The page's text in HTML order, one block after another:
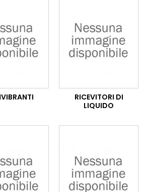
RICEVITORI DI
LIQUIDO